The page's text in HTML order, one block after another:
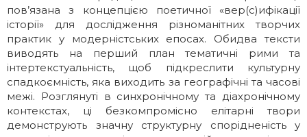
пов’язана з концепцією поетичної «вер(с)ифікації
історії» для дослідження різноманітних творчих
практик у модерністських епосах. Обидва тексти
виводять на перший план тематичні рими та
інтертекстуальність, щоб підкреслити культурну
спадкоємність, яка виходить за географічні та часові
межі. Розглянуті в синхронічному та діахронічному
контекстах, ці безкомпромісно елітарні твори
демонструють значну структурну спорідненість у